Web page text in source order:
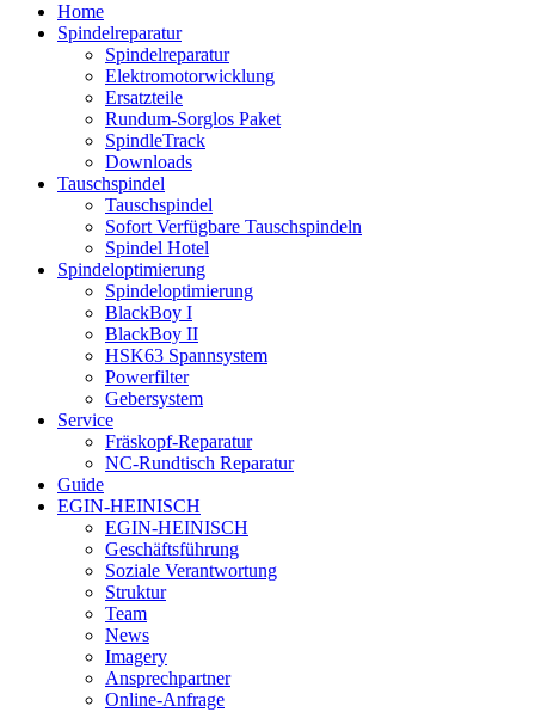
Home
Spindelreparatur
Spindelreparatur
Elektromotorwicklung
Ersatzteile
Rundum-Sorglos Paket
SpindleTrack
Downloads
Tauschspindel
Tauschspindel
Sofort Verfügbare Tauschspindeln
Spindel Hotel
Spindeloptimierung
Spindeloptimierung
BlackBoy I
BlackBoy II
HSK63 Spannsystem
Powerfilter
Gebersystem
Service
Fräskopf-Reparatur
NC-Rundtisch Reparatur
Guide
EGIN-HEINISCH
EGIN-HEINISCH
Geschäftsführung
Soziale Verantwortung
Struktur
Team
News
Imagery
Ansprechpartner
Online-Anfrage